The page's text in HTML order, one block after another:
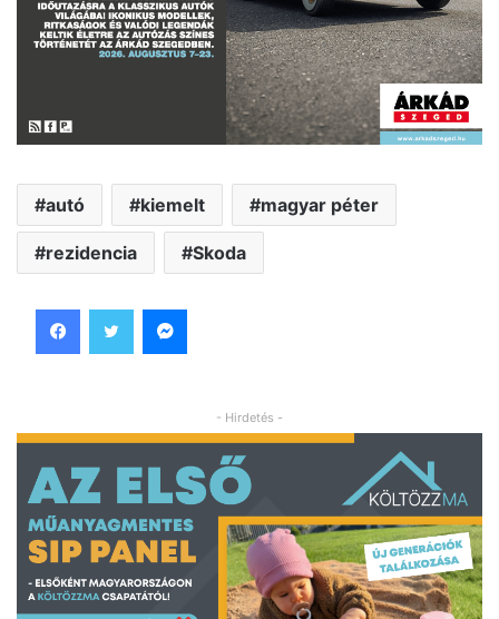
autó kiemelt magyar péter
rezidencia Skoda
- Hirdetés -